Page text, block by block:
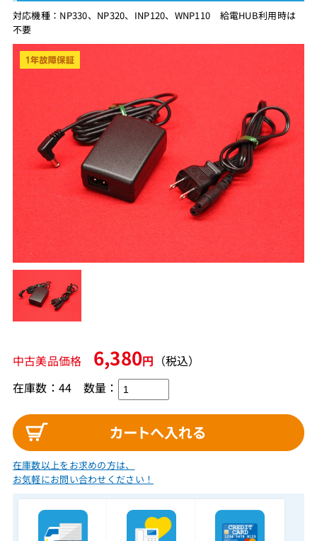
対応機種：NP330、NP320、INP120、WNP110 給電HUB利用時は
不要
中古美品価格 6,380円 （税込）
在庫数：44 数量：
在庫数以上をお求めの方は、
お気軽にお問い合わせください！